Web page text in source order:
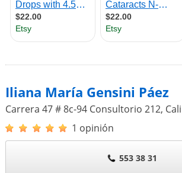
Iliana María Gensini Páez
Carrera 47 # 8c-94 Consultorio 212, Cali
1 opinión
553 38 31